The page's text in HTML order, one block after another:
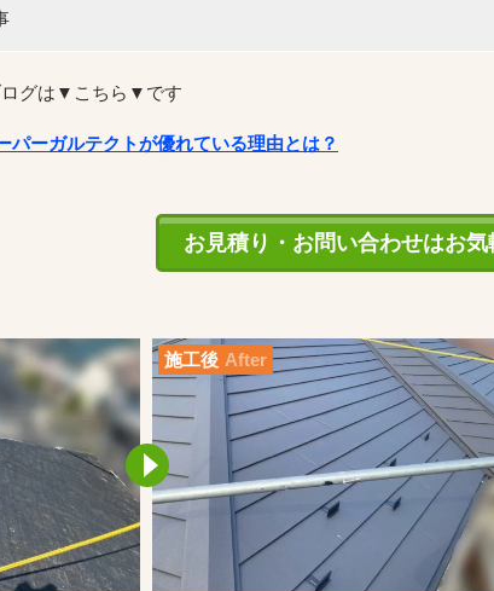
ログは▼こちら▼です
パーガルテクトが優れている理由とは？
お見積り・お問い合わせはお気
施工後 After